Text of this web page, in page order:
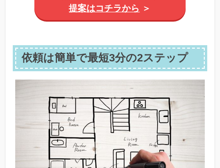
提案はコチラから ＞
依頼は簡単で最短3分の2ステップ